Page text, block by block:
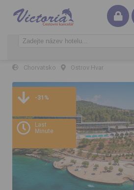
Chorvatsko Ostrov Hvar
All Inclusive Light Arkada Hotel
-31%
Last
Minute